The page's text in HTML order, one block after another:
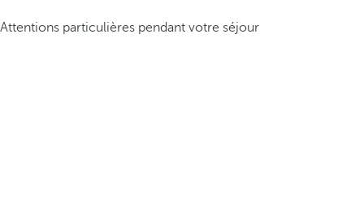
Attentions particulières pendant votre séjour